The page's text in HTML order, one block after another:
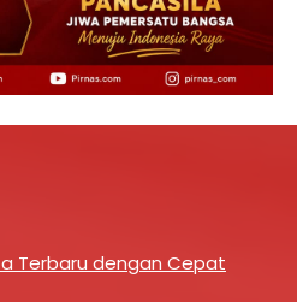
Terbaru dengan Cepat